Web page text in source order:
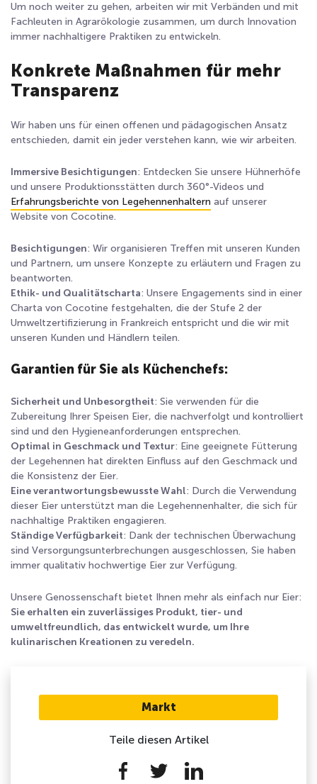
Markt
Teile diesen Artikel
Um noch weiter zu gehen, arbeiten wir mit Verbänden und mit
Fachleuten in Agrarökologie zusammen, um durch Innovation
immer nachhaltigere Praktiken zu entwickeln.
Konkrete Maßnahmen für mehr
Transparenz
Wir haben uns für einen offenen und pädagogischen Ansatz
entschieden, damit ein jeder verstehen kann, wie wir arbeiten.
Immersive Besichtigungen: Entdecken Sie unsere Hühnerhöfe
und unsere Produktionsstätten durch 360°-Videos und
Erfahrungsberichte von Legehennenhaltern auf unserer
Website von Cocotine.
Besichtigungen: Wir organisieren Treffen mit unseren Kunden
und Partnern, um unsere Konzepte zu erläutern und Fragen zu
beantworten.
Ethik- und Qualitätscharta: Unsere Engagements sind in einer
Charta von Cocotine festgehalten, die der Stufe 2 der
Umweltzertifizierung in Frankreich entspricht und die wir mit
unseren Kunden und Händlern teilen.
Garantien für Sie als Küchenchefs:
Sicherheit und Unbesorgtheit: Sie verwenden für die
Zubereitung Ihrer Speisen Eier, die nachverfolgt und kontrolliert
sind und den Hygieneanforderungen entsprechen.
Optimal in Geschmack und Textur: Eine geeignete Fütterung
der Legehennen hat direkten Einfluss auf den Geschmack und
die Konsistenz der Eier.
Eine verantwortungsbewusste Wahl: Durch die Verwendung
dieser Eier unterstützt man die Legehennenhalter, die sich für
nachhaltige Praktiken engagieren.
Ständige Verfügbarkeit: Dank der technischen Überwachung
sind Versorgungsunterbrechungen ausgeschlossen, Sie haben
immer qualitativ hochwertige Eier zur Verfügung.
Unsere Genossenschaft bietet Ihnen mehr als einfach nur Eier:
Sie erhalten ein zuverlässiges Produkt, tier- und
umweltfreundlich, das entwickelt wurde, um Ihre
kulinarischen Kreationen zu veredeln.